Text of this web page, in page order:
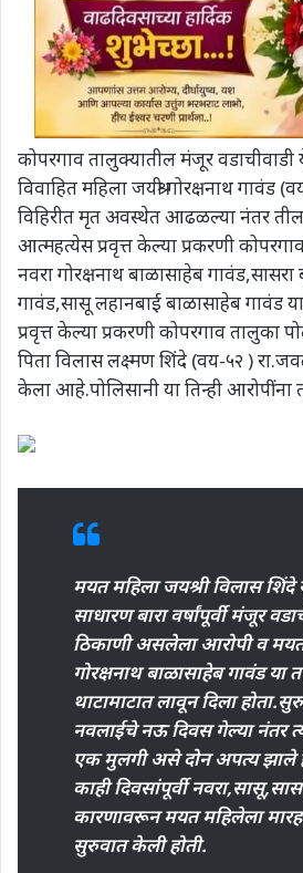
कोपरगाव तालुक्यातील मंजूर
विवाहित महिला जयश्री गोरक्षनाथ गावंड
विहिरीत मृत अवस्थेत आढळल्या नंतर
आत्महत्येस प्रवृत्त केल्या प्रकरणी
नवरा गोरक्षनाथ बाळासाहेब गावंड,सासरा
गावंड,सासू लहानबाई बाळासाहेब गावंड
प्रवृत्त केल्या प्रकरणी कोपरगाव तालुका
पिता विलास लक्ष्मण शिंदे (वय-५२ )
केला आहे.पोलिसानी या तिन्ही
मयत महिला जयश्री विलास शिंदे
साधारण बारा वर्षांपूर्वी मंजूर
ठिकाणी असलेला आरोपी व
गोरक्षनाथ बाळासाहेब गावंड या
थाटामाटात लावून दिला
नवलाईचे नऊ दिवस गेल्या नंतर
एक मुलगी असे दोन अपत्य झाले
काही दिवसांपूर्वी
कारणावरून मयत महिलेला
सुरुवात केली होती.